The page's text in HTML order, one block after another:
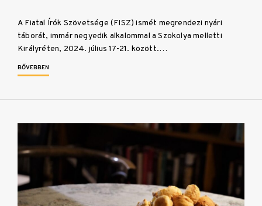
A Fiatal Írók Szövetsége (FISZ) ismét megrendezi nyári
táborát, immár negyedik alkalommal a Szokolya melletti
Királyréten, 2024. július 17-21. között.…
BŐVEBBEN